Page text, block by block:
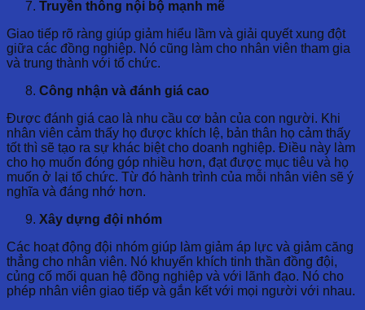
Truyền thông nội bộ mạnh mẽ
Giao tiếp rõ ràng giúp giảm hiểu lầm và giải quyết xung đột
giữa các đồng nghiệp. Nó cũng làm cho nhân viên tham gia
và trung thành với tổ chức.
Công nhận và đánh giá cao
Được đánh giá cao là nhu cầu cơ bản của con người. Khi
nhân viên cảm thấy họ được khích lệ, bản thân họ cảm thấy
tốt thì sẽ tạo ra sự khác biệt cho doanh nghiệp. Điều này làm
cho họ muốn đóng góp nhiều hơn, đạt được mục tiêu và họ
muốn ở lại tổ chức. Từ đó hành trình của mỗi nhân viên sẽ ý
nghĩa và đáng nhớ hơn.
Xây dựng đội nhóm
Các hoạt động đội nhóm giúp làm giảm áp lực và giảm căng
thẳng cho nhân viên. Nó khuyến khích tinh thần đồng đội,
củng cố mối quan hệ đồng nghiệp và với lãnh đạo. Nó cho
phép nhân viên giao tiếp và gắn kết với mọi người với nhau.